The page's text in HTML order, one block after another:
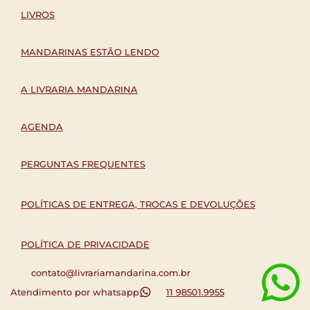
LIVROS
MANDARINAS ESTÃO LENDO
A LIVRARIA MANDARINA
AGENDA
PERGUNTAS FREQUENTES
POLÍTICAS DE ENTREGA, TROCAS E DEVOLUÇÕES
POLÍTICA DE PRIVACIDADE
contato@livrariamandarina.com.br
Atendimento por whatsapp
11 98501.9955